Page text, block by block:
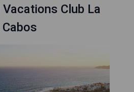
Club La